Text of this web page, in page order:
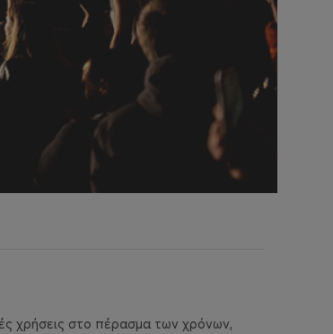
χρήσεις στο πέρασμα των χρόνων,